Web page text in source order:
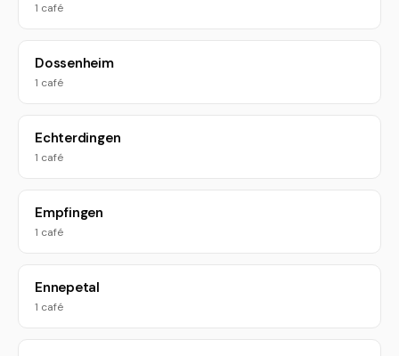
1 café
Dossenheim
1 café
Echterdingen
1 café
Empfingen
1 café
Ennepetal
1 café